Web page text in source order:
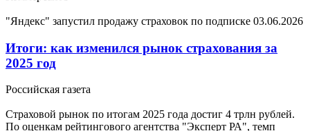
"Яндекс" запустил продажу страховок по подписке 03.06.2026
Итоги: как изменился рынок страхования за
2025 год
Российская газета
Страховой рынок по итогам 2025 года достиг 4 трлн рублей.
По оценкам рейтингового агентства "Эксперт РА", темп